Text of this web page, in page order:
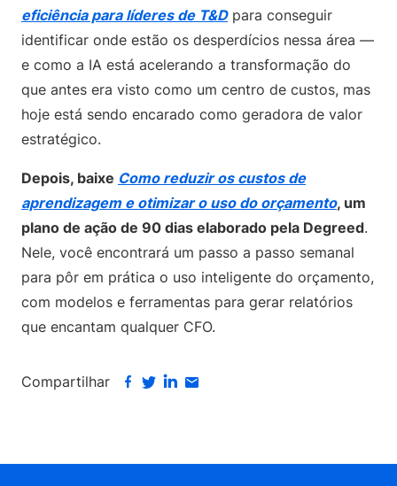
eficiência para líderes de T&Dpara conseguir
identificar onde estão os desperdícios nessa área —
e como a IA está acelerando a transformação do
que antes era visto como um centro de custos, mas
hoje está sendo encarado como geradora de valor
estratégico.
Depois, baixe Como reduzir os custos de
aprendizagem e otimizar o uso do orçamento, um
plano de ação de 90 dias elaborado pela Degreed.
Nele, você encontrará um passo a passo semanal
para pôr em prática o uso inteligente do orçamento,
com modelos e ferramentas para gerar relatórios
que encantam qualquer CFO.
Compartilhar